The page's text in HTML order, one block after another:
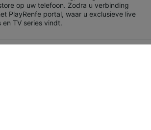
op uw telefoon. Zodra u verbinding
PlayRenfe portal, waar u exclusieve live
en TV series vindt.